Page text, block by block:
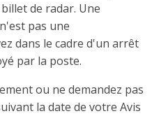
de radar. Une
pas une
dans le cadre d'un arrêt
par la poste.
ou ne demandez pas
la date de votre Avis